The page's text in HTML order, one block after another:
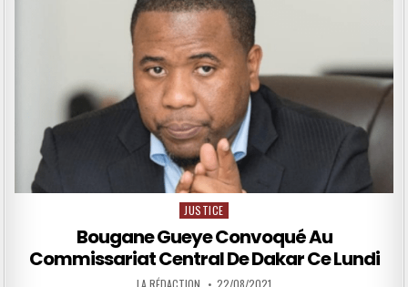
Posted
JUSTICE
Bougane Gueye Convoqué Au
Commissariat Central De Dakar Ce Lundi